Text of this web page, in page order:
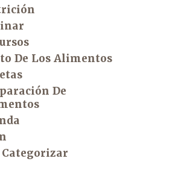
De Los Alimentos
De
Categorizar